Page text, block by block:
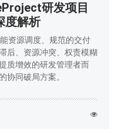
研发项目
度解析
资源调度、规范的交付
后、资源冲突、权责模糊
质增效的研发管理者而
协同破局方案。